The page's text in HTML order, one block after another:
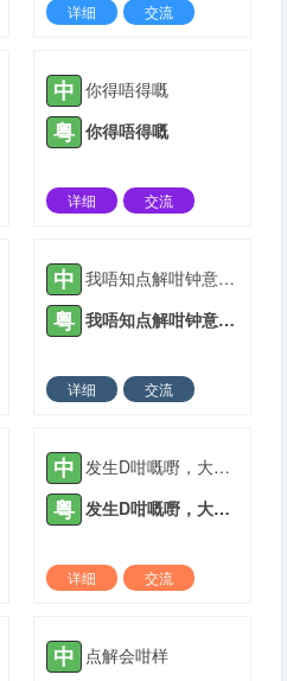
详细
交流
中 你得唔得嘅
粤 你得唔得嘅
详细
交流
中 我唔知点解咁钟意你嘅
粤 我唔知点解咁钟意你嘅
详细
交流
中 发生D咁嘅嘢，大家都唔想噶
粤 发生D咁嘅嘢，大家都唔想噶
详细
交流
中 点解会咁样